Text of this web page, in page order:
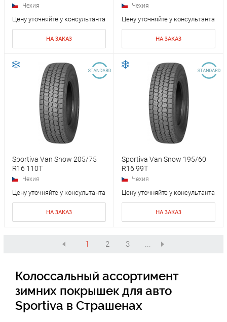
Чехия
Цену уточняйте у консультанта
НА ЗАКАЗ
Чехия
Цену уточняйте у консультанта
НА ЗАКАЗ
Sportiva Van Snow 205/75
R16 110T
Чехия
Цену уточняйте у консультанта
НА ЗАКАЗ
Sportiva Van Snow 195/60
R16 99T
Чехия
Цену уточняйте у консультанта
НА ЗАКАЗ
1 2 3 ...
Колоссальный ассортимент
зимних покрышек для авто
Sportiva в Страшенах